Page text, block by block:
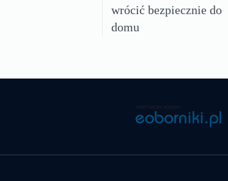
wrócić bezpiecznie do
domu